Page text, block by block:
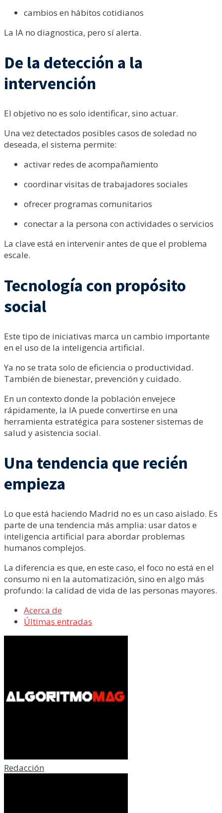
cambios en hábitos cotidianos
La IA no diagnostica, pero sí alerta.
De la detección a la
intervención
El objetivo no es solo identificar, sino actuar.
Una vez detectados posibles casos de soledad no
deseada, el sistema permite:
activar redes de acompañamiento
coordinar visitas de trabajadores sociales
ofrecer programas comunitarios
conectar a la persona con actividades o servicios
La clave está en intervenir antes de que el problema
escale.
Tecnología con propósito
social
Este tipo de iniciativas marca un cambio importante
en el uso de la inteligencia artificial.
Ya no se trata solo de eficiencia o productividad.
También de bienestar, prevención y cuidado.
En un contexto donde la población envejece
rápidamente, la IA puede convertirse en una
herramienta estratégica para sostener sistemas de
salud y asistencia social.
Una tendencia que recién
empieza
Lo que está haciendo Madrid no es un caso aislado. Es
parte de una tendencia más amplia: usar datos e
inteligencia artificial para abordar problemas
humanos complejos.
La diferencia es que, en este caso, el foco no está en el
consumo ni en la automatización, sino en algo más
profundo: la calidad de vida de las personas mayores.
Acerca de
Últimas entradas
Redacción